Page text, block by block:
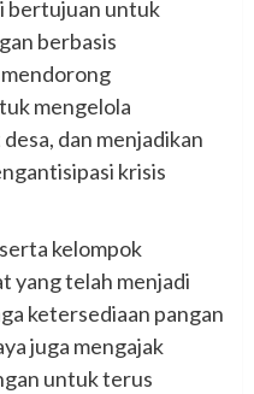
bertujuan untuk
berbasis
mengelola
dan menjadikan
krisis
kelompok
yang telah menjadi
ketersediaan pangan
juga mengajak
untuk terus